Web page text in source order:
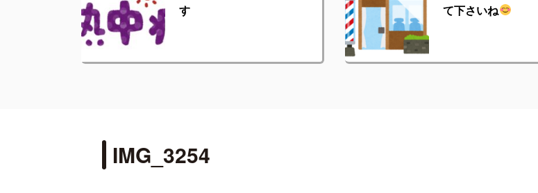
す
て下さいね
IMG_3254